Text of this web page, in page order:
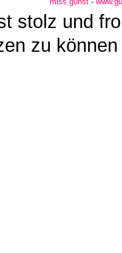
miss.gunst -
stolz und
zu